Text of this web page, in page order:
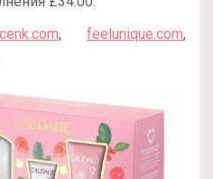
,feelunique.com,